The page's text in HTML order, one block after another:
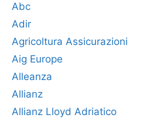
Abc
Adir
Agricoltura Assicurazioni
Aig Europe
Alleanza
Allianz
Allianz Lloyd Adriatico